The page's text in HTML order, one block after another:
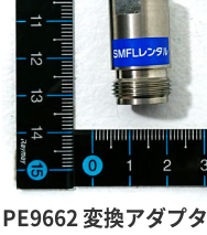
10ヶ月
11ヶ月
12ヶ月
PE9662 変換アダプタ